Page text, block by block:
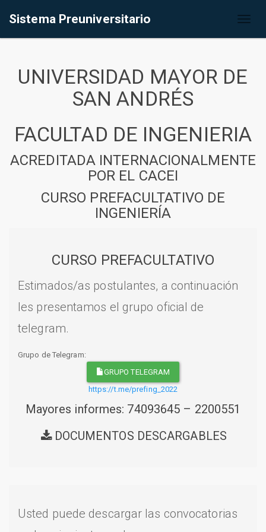
Sistema Preuniversitario
UNIVERSIDAD MAYOR DE
SAN ANDRÉS
FACULTAD DE INGENIERIA
ACREDITADA INTERNACIONALMENTE
POR EL CACEI
CURSO PREFACULTATIVO DE
INGENIERÍA
CURSO PREFACULTATIVO
Estimados/as postulantes, a continuación
les presentamos el grupo oficial de
telegram.
Grupo de Telegram:
GRUPO TELEGRAM
https://t.me/prefing_2022
Mayores informes: 74093645 – 2200551
DOCUMENTOS DESCARGABLES
Usted puede descargar las convocatorias